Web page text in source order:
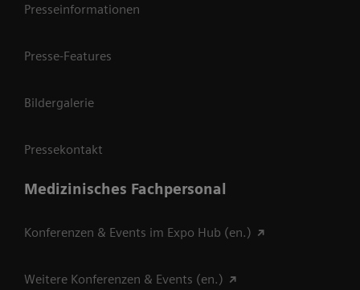
Presseinformationen
Presse-Features
Bildergalerie
Pressekontakt
Medizinisches Fachpersonal
Konferenzen & Events im Expo Hub (en.)
Weitere Konferenzen & Events (en.)